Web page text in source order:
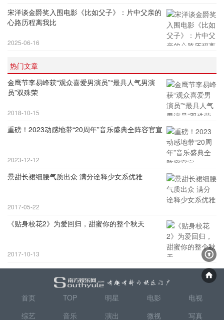
宋洋谈金爵奖入围电影《比如父子》：片中父亲的
心路历程离我比
2025-06-16
热门文章
金鹰节李易峰获“观众喜爱男演员”“最具人气男演
员”双殊荣
2018-10-15
重磅！2023动感地带“20周年”音乐盛典全阵容官宣
2023-12-12
景甜长裙细腰气质出众 满分诠释少女系优雅
2017-05-22
《贴身校花2》为爱回归，甜蜜你的整个秋天
2017-10-13
首页 TOP 明星 电影
电视
综艺
音乐 演出 微视 写真